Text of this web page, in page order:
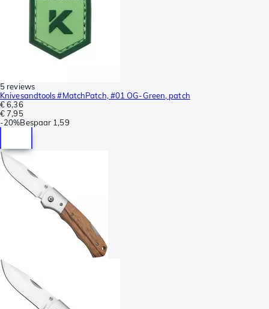
5 reviews
Knivesandtools #MatchPatch, #01 OG-Green, patch
€ 6,36
€ 7,95
-20%Bespaar 1,59